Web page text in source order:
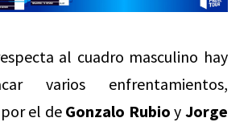
al cuadro masculino hay
varios enfrentamientos,
el de Gonzalo Rubio yJorge